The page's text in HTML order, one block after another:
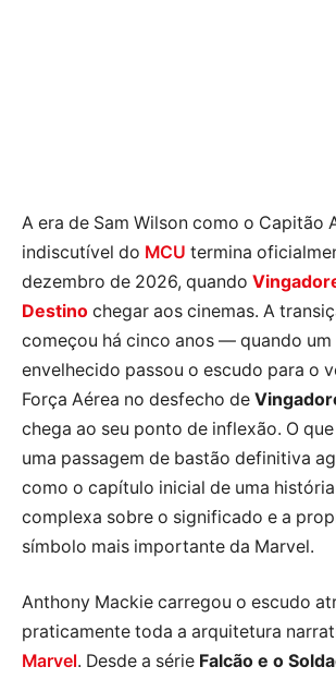
A era de Sam Wilson como o Capitão
indiscutível do MCU termina
dezembro de 2026, quando
Destino chegar aos cinemas. A
começou há cinco anos — quando um
envelhecido passou o escudo para o
Força Aérea no desfecho de
chega ao seu ponto de inflexão. O
uma passagem de bastão definitiva
como o capítulo inicial de uma
complexa sobre o significado e a
símbolo mais importante da Marvel.
Anthony Mackie carregou o escudo
praticamente toda a arquitetura
Marvel. Desde a série Falcão e o